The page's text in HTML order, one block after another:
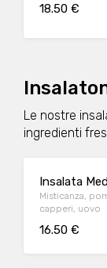
18.50 €
Le nostre
ingredienti
Insalata
Misticanza,
capperi, uovo
16.50 €